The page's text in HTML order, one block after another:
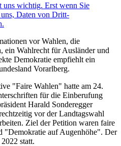
uns wichtig. Erst wenn Sie
Daten von Dritt-
vor Wahlen, die
Wahlrecht für Ausländer und
Demokratie empfiehlt ein
Vorarlberg.
"Faire Wahlen" hatte am 24.
für die Einberufung
Harald Sonderegger
vor der Landtagswahl
Ziel der Petition waren faire
"Demokratie auf Augenhöhe". Der
statt.